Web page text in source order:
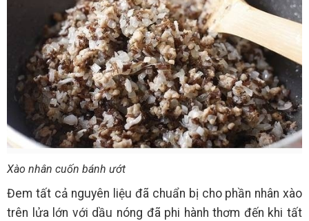
Xào nhân cuốn bánh ướt
Đem tất cả nguyên liệu đã chuẩn bị cho phần nhân xào
trên lửa lớn với dầu nóng đã phi hành thơm đến khi tất